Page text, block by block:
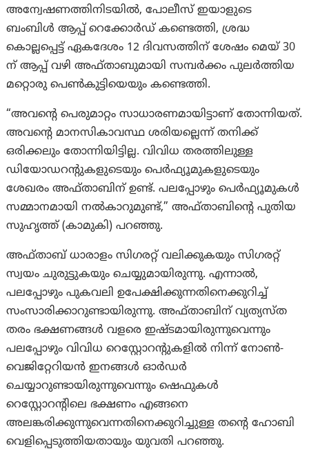
അന്വേഷണത്തിനിടയിൽ, പോലീസ് ഇയാളുടെ
ബംബിൾ ആപ്പ് റെക്കോർഡ് കണ്ടെത്തി, ശ്രദ്ധ
കൊല്ലപ്പെട്ട് ഏകദേശം 12 ദിവസത്തിന് ശേഷം മെയ് 30
ന് ആപ്പ് വഴി അഫ്താബുമായി സമ്പർക്കം പുലർത്തിയ
മറ്റൊരു പെൺകുട്ടിയെയും കണ്ടെത്തി.
“അവന്റെ പെരുമാറ്റം സാധാരണമായിട്ടാണ് തോന്നിയത്.
അവന്റെ മാനസികാവസ്ഥ ശരിയല്ലെന്ന് തനിക്ക്
ഒരിക്കലും തോന്നിയിട്ടില്ല. വിവിധ തരത്തിലുള്ള
ഡിയോഡറന്റുകളുടെയും പെർഫ്യൂമുകളുടെയും
ശേഖരം അഫ്താബിന് ഉണ്ട്. പലപ്പോഴും പെർഫ്യൂമുകൾ
സമ്മാനമായി നൽകാറുമുണ്ട്,” അഫ്താബിന്റെ പുതിയ
സുഹൃത്ത് (കാമുകി) പറഞ്ഞു.
അഫ്താബ് ധാരാളം സിഗരറ്റ് വലിക്കുകയും സിഗരറ്റ്
സ്വയം ചുരുട്ടുകയും ചെയ്യുമായിരുന്നു. എന്നാൽ,
പലപ്പോഴും പുകവലി ഉപേക്ഷിക്കുന്നതിനെക്കുറിച്ച്
സംസാരിക്കാറുണ്ടായിരുന്നു. അഫ്താബിന് വ്യത്യസ്ത
തരം ഭക്ഷണങ്ങൾ വളരെ ഇഷ്ടമായിരുന്നുവെന്നും
പലപ്പോഴും വിവിധ റെസ്റ്റോറന്റുകളിൽ നിന്ന് നോൺ-
വെജിറ്റേറിയൻ ഇനങ്ങൾ ഓർഡർ
ചെയ്യാറുണ്ടായിരുന്നുവെന്നും ഷെഫുകൾ
റെസ്റ്റോറന്റിലെ ഭക്ഷണം എങ്ങനെ
അലങ്കരിക്കുന്നുവെന്നതിനെക്കുറിച്ചുള്ള തന്റെ ഹോബി
വെളിപ്പെടുത്തിയതായും യുവതി പറഞ്ഞു.